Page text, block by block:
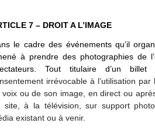
7 – DROIT A L’IMAGE
le cadre des événements qu’il
à prendre des photographies de
Tout titulaire d’un billet
irrévocable à l’utilisation
voix ou de son image, en direct ou
site, à la télévision, sur support
existant ou à venir.